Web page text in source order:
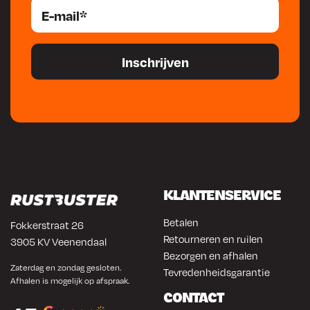
Fokkerstraat 26
3905 KV Veenendaal
Zaterdag en zondag gesloten.
Afhalen is mogelijk op afspraak.
KLANTENSERVICE
Betalen
Retourneren en ruilen
Bezorgen en afhalen
Tevredenheidsgarantie
CONTACT